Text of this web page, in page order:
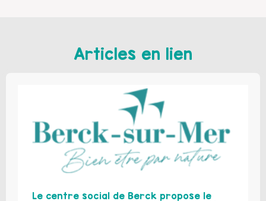
Articles en lien
Le centre social de Berck propose le